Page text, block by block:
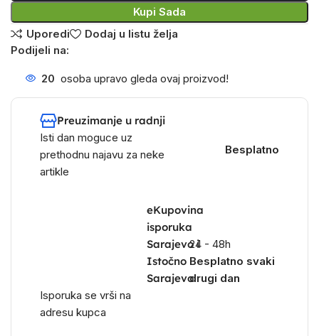
Kupi Sada
Uporedi
Dodaj u listu želja
Podijeli na:
20 osoba upravo gleda ovaj proizvod!
Preuzimanje u radnji
Isti dan moguce uz
prethodnu najavu za neke
artikle
Besplatno
eKupovina
isporuka
Sarajevo i
Istočno
Sarajevo
Isporuka se vrši na
adresu kupca
24 - 48h
Besplatno svaki
drugi dan